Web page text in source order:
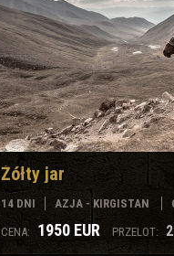
Żółty jar
14 DNI AZJA - KIRGISTAN
CENA: 1950 EUR PRZELOT: